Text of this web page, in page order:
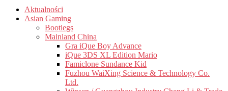
Aktualności
Asian Gaming
Bootlegs
Mainland China
Gra iQue Boy Advance
iQue 3DS XL Edition Mario
Famiclone Sundance Kid
Fuzhou WaiXing Science & Technology Co.
Ltd.